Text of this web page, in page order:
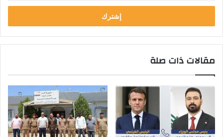
خ
ب
ر
د
ا
ك
ت
مقالات ذات صلة